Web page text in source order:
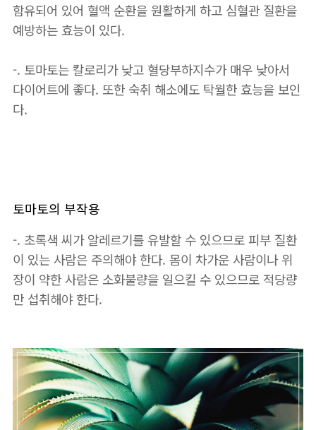
함유되어 있어 혈액 순환을 원활하게 하고 심혈관 질환을
예방하는 효능이 있다.
-. 토마토는 칼로리가 낮고 혈당부하지수가 매우 낮아서
다이어트에 좋다. 또한 숙취 해소에도 탁월한 효능을 보인
다.
토마토의 부작용
-. 초록색 씨가 알레르기를 유발할 수 있으므로 피부 질환
이 있는 사람은 주의해야 한다. 몸이 차가운 사람이나 위
장이 약한 사람은 소화불량을 일으킬 수 있으므로 적당량
만 섭취해야 한다.